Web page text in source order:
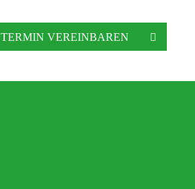
TERMIN VEREINBAREN